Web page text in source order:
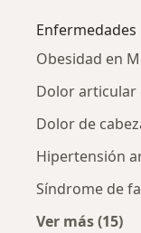
Obesidad en
Dolor articular
Dolor de
Hipertensión
Síndrome de
Ver más (15)